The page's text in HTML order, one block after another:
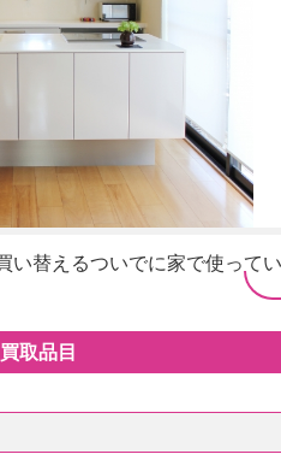
い替えるついでに家で使って
買取品目